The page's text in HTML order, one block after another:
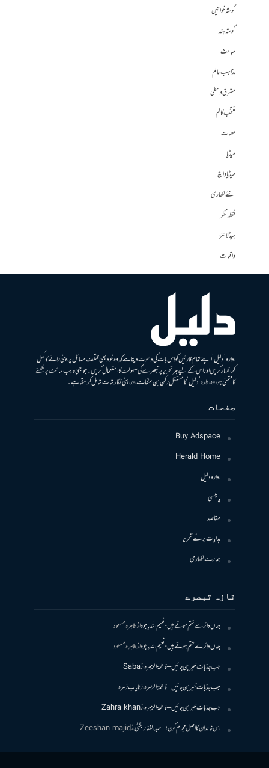
گوشہ خواتین
گوشہ ہند
مباحث
مذاہب عالم
مشرق وسطی
منتخب کالم
مہمات
میڈیا
میڈیا واچ
نئے لکھاری
نقطہ نظر
ہیڈلائنز
واقعات
ادارہ ’دلیل‘ اپنے تمام قارئین کو اس بات کی دعوت دیتا ہے کہ وہ خود بھی مختلف مسائل پر اپنی رائے کا کھل
کر اظہار کریں اور اس کے لیے ہر تحریر پر تبصرے کی سہولت کا استعمال کریں۔ جو بھی ویب سائٹ پر لکھنے
کا متمنی ہو، وہ ادارہ ’دلیل‘ کا مستقل رکن بن سکتا ہے اور اپنی نگارشات شامل کرسکتا ہے۔
صفحات
Buy Adspace
Herald Home
ادارہ دلیل
پالیسی
مقاصد
ہدایات برائے تحریر
ہمارے لکھاری
تازہ تبصرے
جہاں دائرے ختم ہوتے ہیں- نعیم اللہ باجوہازطاہرہ مسعود
جہاں دائرے ختم ہوتے ہیں- نعیم اللہ باجوہازطاہرہ مسعود
جب جذبات خبر بن جائیں – فاطمۃالزہرہازSaba
جب جذبات خبر بن جائیں – فاطمۃالزہرہازنایاب زہرہ
جب جذبات خبر بن جائیں – فاطمۃالزہرہازZahra khan
اس خاندان کا اصل مجرم کون! – عبدالغفار بگٹیازZeeshan majid